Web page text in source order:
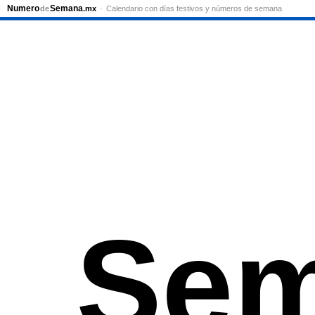
NumerodeSemana.mx Calendario con días festivos y números de semana